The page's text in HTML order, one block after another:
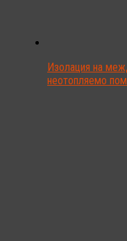
Изолация на
неотопляемо